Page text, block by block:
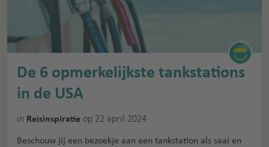
De 6 opmerkelijkste tankstations
in de USA
in Reisinspiratie op 22 april 2024
Beschouw jij een bezoekje aan een tankstation als saai en